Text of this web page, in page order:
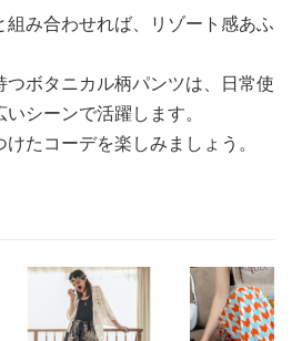
み合わせれば、リゾート感あふ
ボタニカル柄パンツは、日常使
シーンで活躍します。
たコーデを楽しみましょう。